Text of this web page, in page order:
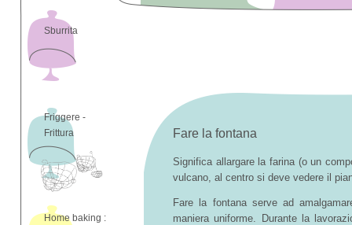
Sburrita
Friggere -
Frittura
Home baking :
Fare la fontana
Significa allargare la farina (o un
vulcano, al centro si deve vedere il
Fare la fontana serve ad
maniera uniforme. Durante la